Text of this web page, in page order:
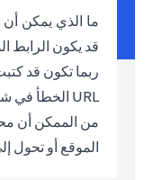
ما الذي يمكن
قد يكون الرابط
ربما تكون قد
URL الخطأ في شريط العناوين
من الممكن أن
الموقع أو تحول